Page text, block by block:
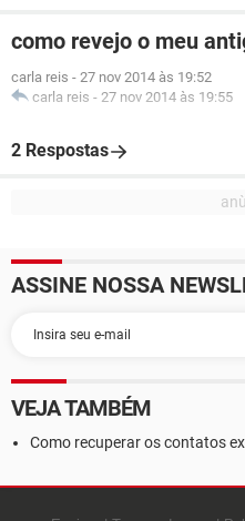
como revejo o meu
carla reis - 27 nov 2014 às 19:52
carla reis - 27 nov 2014 às 19:55
2 Respostas
ASSINE NOSSA
VEJA TAMBÉM
Como recuperar os contatos